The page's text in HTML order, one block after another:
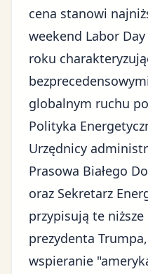
cena stanowi
weekend Labor
roku
globalnym ruchu
Polityka
Urzędnicy
Prasowa Białego
oraz Sekretarz
przypisują te niższe
prezydenta
wspieranie